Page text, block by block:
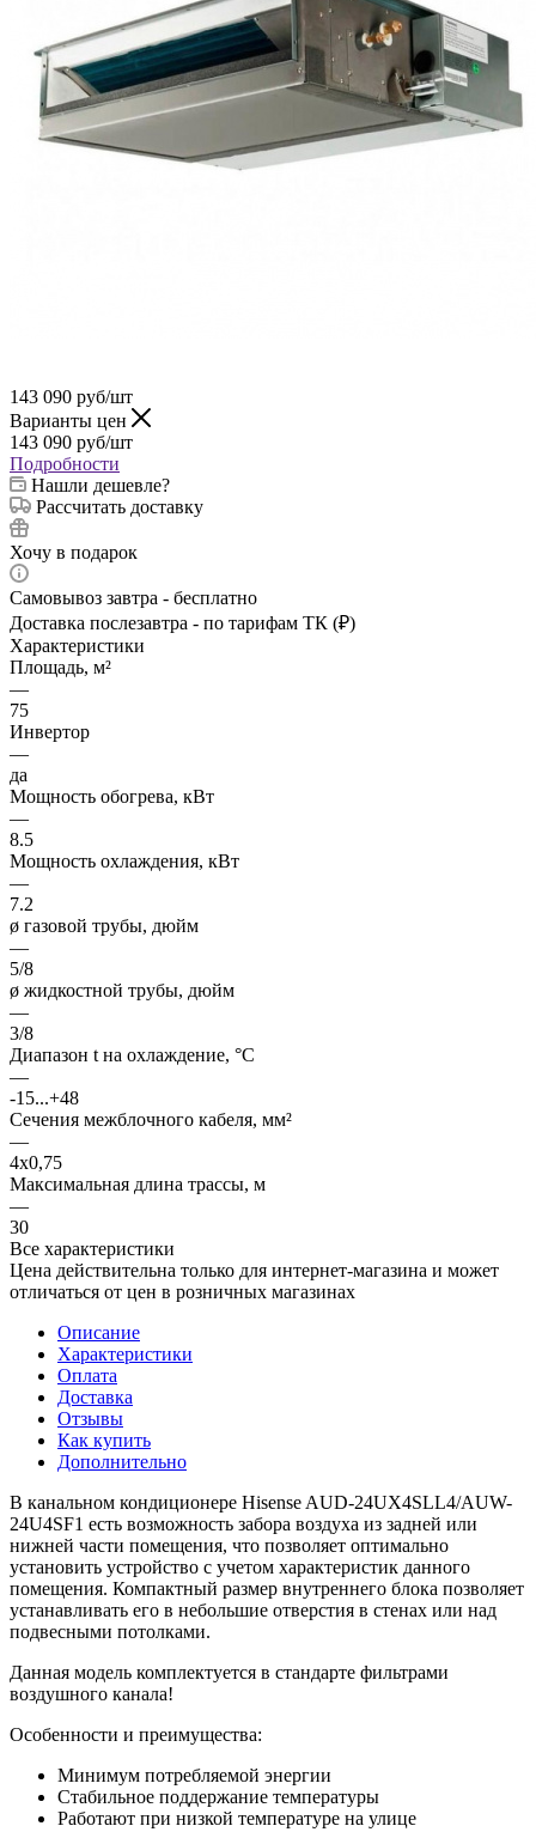
143 090 руб/шт
Варианты цен
143 090 руб/шт
Подробности
Нашли дешевле?
Рассчитать доставку
Хочу в подарок
Самовывоз завтра - бесплатно
Доставка послезавтра - по тарифам ТК (₽)
Характеристики
Площадь, м²
—
75
Инвертор
—
да
Мощность обогрева, кВт
—
8.5
Мощность охлаждения, кВт
—
7.2
ø газовой трубы, дюйм
—
5/8
ø жидкостной трубы, дюйм
—
3/8
Диапазон t на охлаждение, °С
—
-15...+48
Сечения межблочного кабеля, мм²
—
4x0,75
Максимальная длина трассы, м
—
30
Все характеристики
Цена действительна только для интернет-магазина и может
отличаться от цен в розничных магазинах
Описание
Характеристики
Оплата
Доставка
Отзывы
Как купить
Дополнительно
В канальном кондиционере Hisense AUD-24UX4SLL4/AUW-
24U4SF1 есть возможность забора воздуха из задней или
нижней части помещения, что позволяет оптимально
установить устройство с учетом характеристик данного
помещения. Компактный размер внутреннего блока позволяет
устанавливать его в небольшие отверстия в стенах или над
подвесными потолками.
Данная модель комплектуется в стандарте фильтрами
воздушного канала!
Особенности и преимущеcтва:
Минимум потребляемой энергии
Стабильное поддержание температуры
Работают при низкой температуре на улице